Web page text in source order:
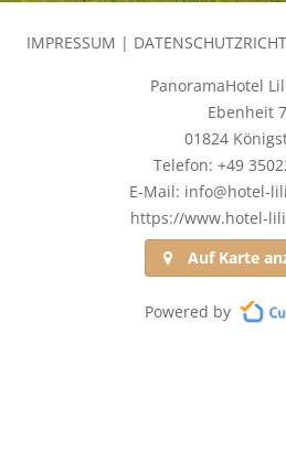
IMPRESSUM |
PanoramaHotel
Ebenheit 7
01824
Telefon: +49
E-Mail: info@hotel-
https://www.hotel-
Auf Karte
Powered by